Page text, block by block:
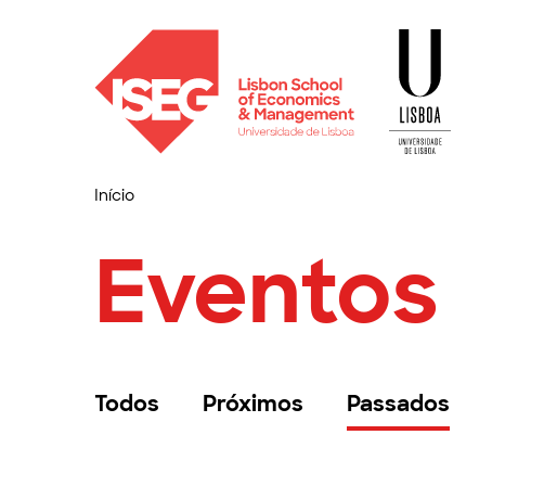
Início
Eventos
Todos Próximos Passados